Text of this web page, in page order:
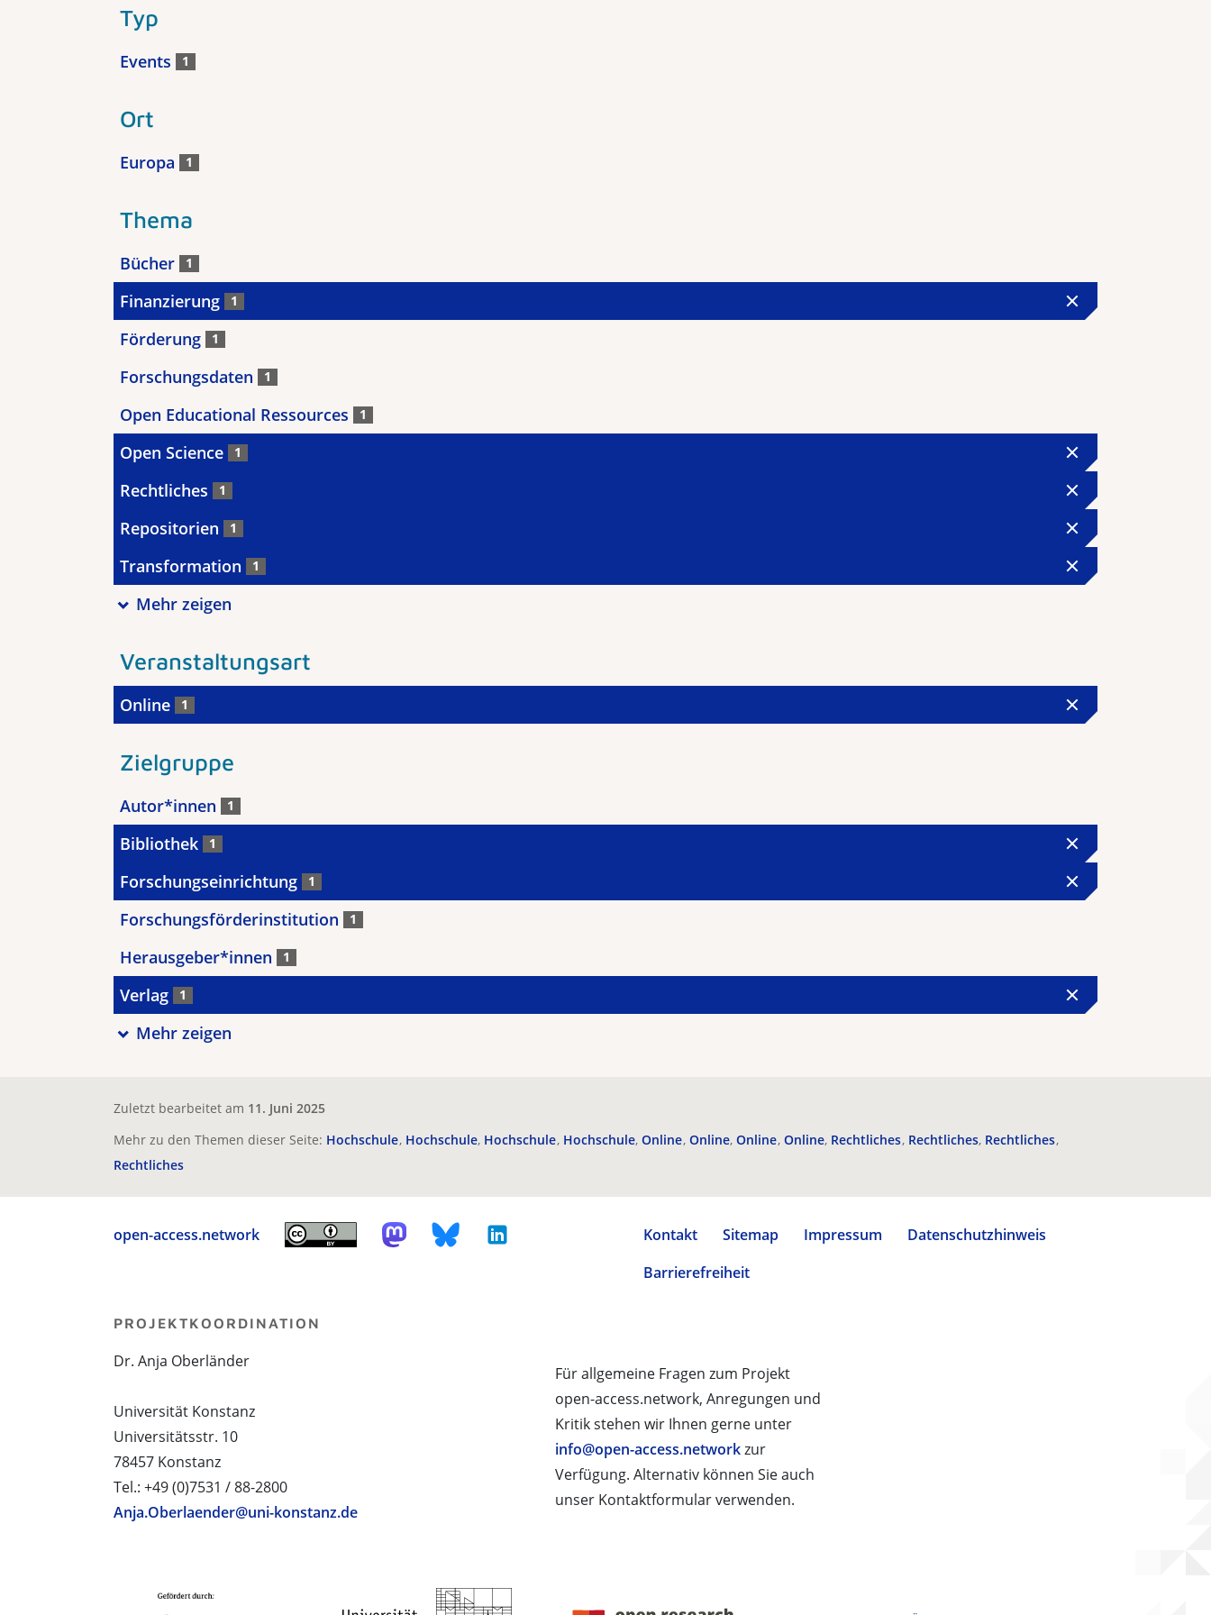
Typ
Events 1
Ort
Europa 1
Thema
Bücher 1
Finanzierung 1
Förderung 1
Forschungsdaten 1
Open Educational Ressources 1
Open Science 1
Rechtliches 1
Repositorien 1
Transformation 1
Mehr zeigen
Veranstaltungsart
Online 1
Zielgruppe
Autor*innen 1
Bibliothek 1
Forschungseinrichtung 1
Forschungsförderinstitution 1
Herausgeber*innen 1
Verlag 1
Mehr zeigen
Zuletzt bearbeitet am 11. Juni 2025
Mehr zu den Themen dieser Seite: Hochschule Hochschule Hochschule Hochschule Online Online Online Online Rechtliches Rechtliches Rechtliches
Rechtliches
open-access.network Kontakt Sitemap Impressum
Datenschutzhinweis
Barrierefreiheit
Für allgemeine Fragen zum Projekt
open-access.network, Anregungen und
Kritik stehen wir Ihnen gerne unter
info@open-access.networkzur
Verfügung. Alternativ können Sie auch
unser Kontaktformular verwenden.
PROJEKTKOORDINATION
Dr. Anja Oberländer
Universität Konstanz
Universitätsstr. 10
78457 Konstanz
Tel.: +49 (0)7531 / 88-2800
Anja.Oberlaender@uni-konstanz.de